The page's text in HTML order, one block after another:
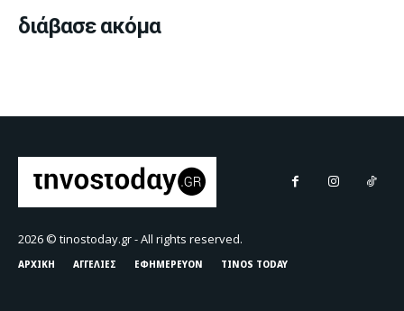
διάβασε ακόμα
2026 © tinostoday.gr - All rights reserved.
ΑΡΧΙΚΗ ΑΓΓΕΛΙΕΣ ΕΦΗΜΕΡΕΥΟΝ TINOS TODAY